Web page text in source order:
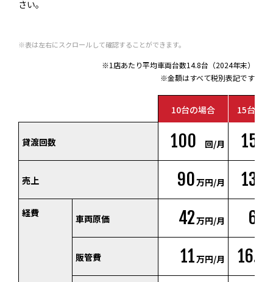
さい。
※表は左右にスクロールして確認することができます。
※1店あたり平均車両台数14.8台（2024年末）
※金額はすべて税別表記です
10台の場合 15台の
貸渡回数 100 回/月 150
売上 90万円/月 135
経費 車両原価 42万円/月 63
販管費 11万円/月 16.5